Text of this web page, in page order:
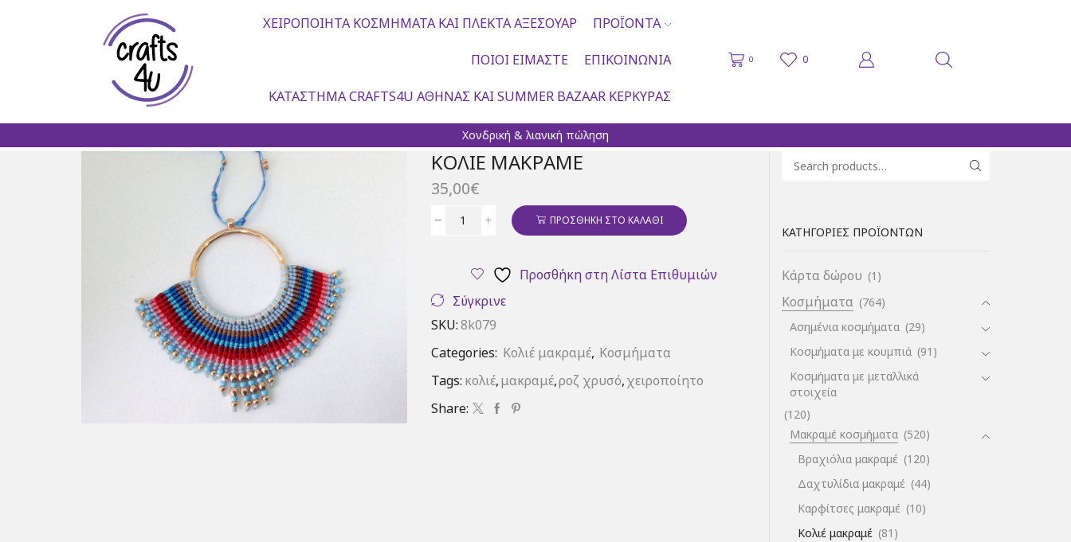
ΧΕΙΡΟΠΟΊΗΤΑ ΚΟΣΜΉΜΑΤΑ ΚΑΙ ΠΛΕΚΤΆ ΑΞΕΣΟΥΆΡ ΠΡΟΪΌΝΤΑ
ΠΟΙΟΙ ΕΊΜΑΣΤΕ ΕΠΙΚΟΙΝΩΝΊΑ
ΚΑΤΆΣΤΗΜΑ CRAFTS4U ΑΘΉΝΑΣ ΚΑΙ SUMMER BAZAAR ΚΈΡΚΥΡΑΣ
0 0
Χονδρική & λιανική πώληση
ΚΟΛΙΈ ΜΑΚΡΑΜΈ
35,00€
Κολιέ
ΠΡΟΣΘΉΚΗ ΣΤΟ ΚΑΛΆΘΙ
Προσθήκη στη Λίστα Επιθυμιών
Σύγκρινε
SKU:8k079
Categories: Κολιέ μακραμέ, Κοσμήματα
Tags: κολιέ,μακραμέ,ροζ χρυσό,χειροποίητο
Share:
Search for: SEARCH
ΚΑΤΗΓΟΡΊΕΣ ΠΡΟΪΌΝΤΩΝ
Κάρτα δώρου (1)
Κοσμήματα (764)
Ασημένια κοσμήματα (29)
Κοσμήματα με κουμπιά (91)
Κοσμήματα με μεταλλικά
στοιχεία
(120)
Μακραμέ κοσμήματα (520)
Βραχιόλια μακραμέ (120)
Δαχτυλίδια μακραμέ (44)
Καρφίτσες μακραμέ (10)
Κολιέ μακραμέ (81)